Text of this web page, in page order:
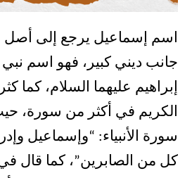
اسم إسماعيل يرجع إلى أصل
جانب ديني كبير، فهو اسم نبي
إبراهيم عليهما السلام، كما
الكريم في أكثر من سورة،
سورة الأنبياء: “وإسماعيل
كل من الصابرين”، كما قال